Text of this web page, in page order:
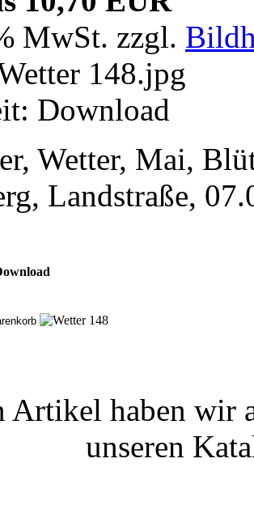
MwSt. zzgl.
148.jpg
Download
Wetter, Mai,
Landstraße,
Artikel haben wir
unseren